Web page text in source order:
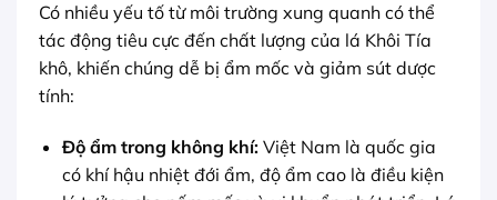
Có nhiều yếu tố từ môi trường xung quanh có thể
tác động tiêu cực đến chất lượng của lá Khôi Tía
khô, khiến chúng dễ bị ẩm mốc và giảm sút dược
tính:
Độ ẩm trong không khí:Việt Nam là quốc gia
có khí hậu nhiệt đới ẩm, độ ẩm cao là điều kiện